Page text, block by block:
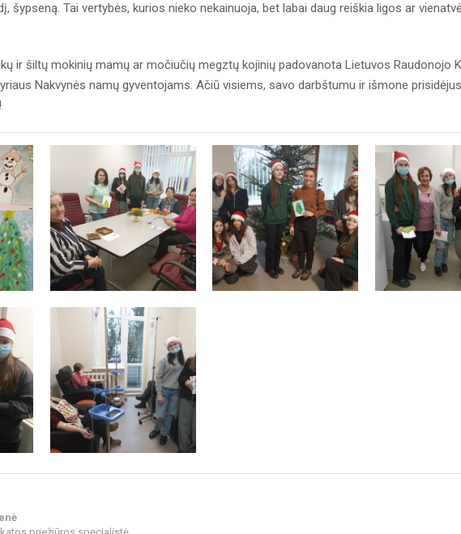
šypseną. Tai vertybės, kurios nieko nekainuoja, bet labai daug reiškia ligos ar
ir šiltų mokinių mamų ar močiučių megztų kojinių padovanota Lietuvos Raudonojo
Nakvynės namų gyventojams. Ačiū visiems, savo darbštumu ir išmone